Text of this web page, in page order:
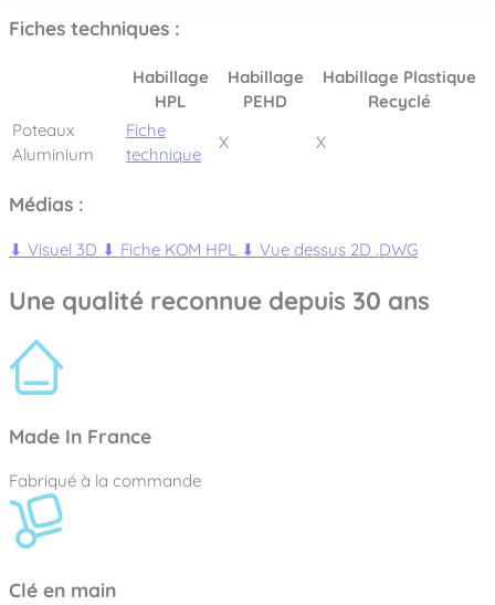
Fiches techniques :
Habillage
HPL
Habillage
PEHD
Habillage Plastique
Recyclé
Poteaux
Aluminium
Fiche
technique
X X
Médias :
⬇ Visuel 3D ⬇ Fiche KOM HPL ⬇ Vue dessus 2D .DWG
Une qualité reconnue depuis 30 ans
Made In France
Fabriqué à la commande
Clé en main